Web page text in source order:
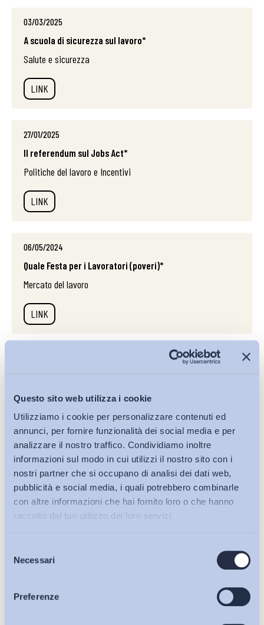
Questo sito web utilizza i cookie
Utilizziamo i cookie per personalizzare contenuti ed
annunci, per fornire funzionalità dei social media e per
analizzare il nostro traffico. Condividiamo inoltre
informazioni sul modo in cui utilizzi il nostro sito con i
nostri partner che si occupano di analisi dei dati web,
pubblicità e social media, i quali potrebbero combinarle
con altre informazioni che hai fornito loro o che hanno
raccolto dal tuo utilizzo dei loro servizi.
delNecessari
Preferenze
Bollettini ADAPT
Articoli
03/03/2025
A scuola di sicurezza sul lavoro*
Salute e sicurezza
LINK
27/01/2025
Il referendum sul Jobs Act*
Politiche del lavoro e Incentivi
LINK
06/05/2024
Quale Festa per i Lavoratori (poveri)*
Mercato del lavoro
LINK
Politiche del lavoro e Incentivi, Politiche passive
LINK
Iscriviti alla Newsletter